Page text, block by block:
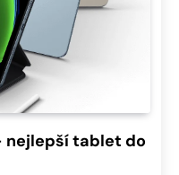
nejlepší tablet do